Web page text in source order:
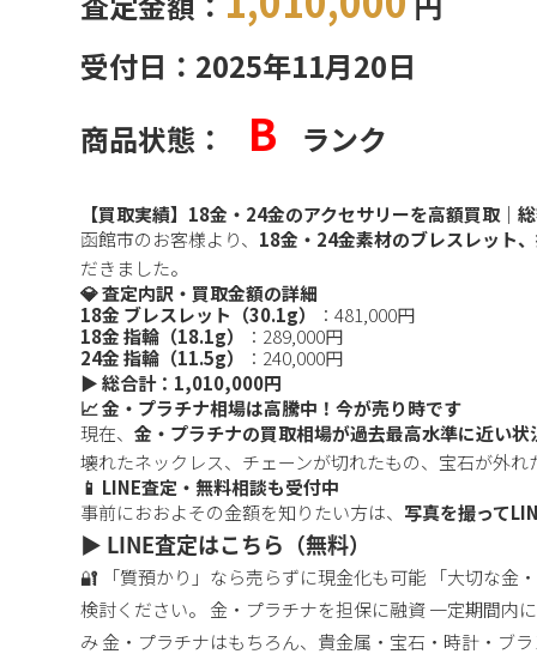
受付日：2025年11月20日
商品状態：
B ランク
【買取実績】18金・24金のアクセサリーを高額買取｜
函館市のお客様より、 18金・24金素材のブレスレット
だきました。
💎 査定内訳・買取金額の詳細
18金 ブレスレット（30.1g）
：481,000円
18金 指輪（18.1g）
：289,000円
24金 指輪（11.5g）
：240,000円
▶️ 総合計：1,010,000円
📈 金・プラチナ相場は高騰中！今が売り時です
現在、金・プラチナの買取相場が過去最高水準に近い状
壊れたネックレス、チェーンが切れたもの、宝石が外れ
📱 LINE査定・無料相談も受付中
事前におおよその金額を知りたい方は、 写真を撮って
▶️ LINE査定はこちら（無料）
🔐 「質預かり」なら売らずに現金化も可能 「大切な
検討ください。 金・プラチナを担保に融資 一定期間
み 金・プラチナはもちろん、貴金属・宝石・時計・ブ